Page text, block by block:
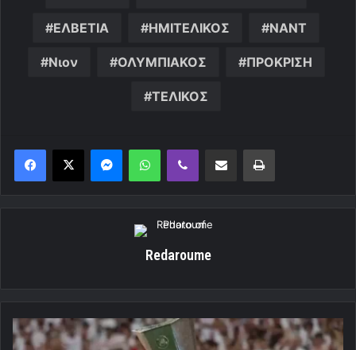
ΕΛΒΕΤΙΑ ΗΜΙΤΕΛΙΚΟΣ ΝΑΝΤ
Νιον ΟΛΥΜΠΙΑΚΟΣ ΠΡΟΚΡΙΣΗ
ΤΕΛΙΚΟΣ
MessengerWhatsAppViber Κοινοποίηση μέσω ηλεκτρονικού ταχυδρομείουΕκτύπωση
Redaroume
«Μάχη»
μεταξύ